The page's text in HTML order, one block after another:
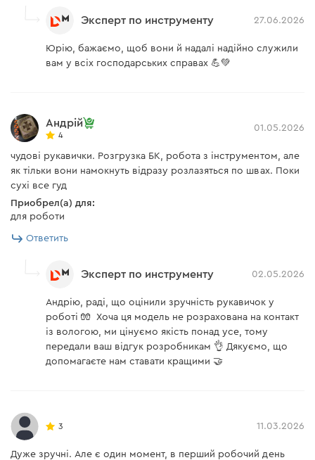
Эксперт по инструменту 27.06.2026
Юрію, бажаємо, щоб вони й надалі надійно служили
вам у всіх господарських справах 💪💚
Андрій
4
01.05.2026
чудові рукавички. Розгрузка БК, робота з інструментом, але
як тільки вони намокнуть відразу розлазяться по швах. Поки
сухі все гуд
Приобрел(а) для:
для роботи
Ответить
Эксперт по инструменту 02.05.2026
Андрію, раді, що оцінили зручність рукавичок у
роботі 🧤 Хоча ця модель не розрахована на контакт
із вологою, ми цінуємо якість понад усе, тому
передали ваш відгук розробникам 👌 Дякуємо, що
допомагаєте нам ставати кращими 🤝
3 11.03.2026
Дуже зручні. Але є один момент, в перший робочий день